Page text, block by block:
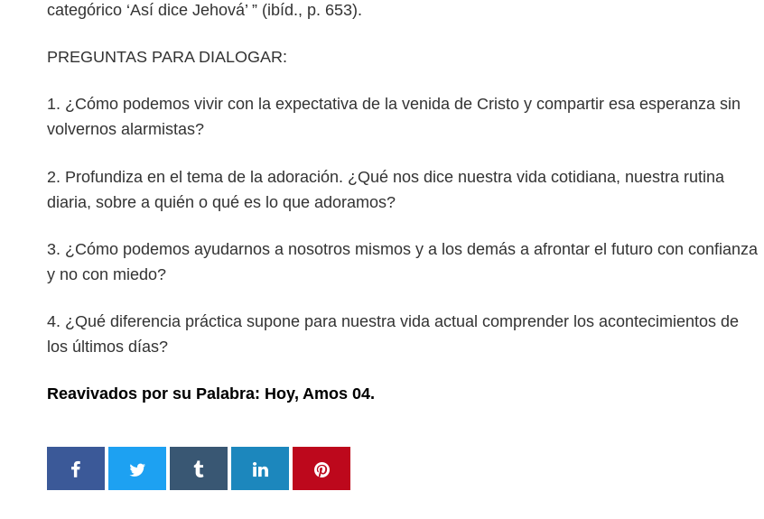
categórico ‘Así dice Jehová’ ” (ibíd., p. 653).
PREGUNTAS PARA DIALOGAR:
1. ¿Cómo podemos vivir con la expectativa de la venida de Cristo y compartir esa esperanza sin
volvernos alarmistas?
2. Profundiza en el tema de la adoración. ¿Qué nos dice nuestra vida cotidiana, nuestra rutina
diaria, sobre a quién o qué es lo que adoramos?
3. ¿Cómo podemos ayudarnos a nosotros mismos y a los demás a afrontar el futuro con confianza
y no con miedo?
4. ¿Qué diferencia práctica supone para nuestra vida actual comprender los acontecimientos de
los últimos días?
Reavivados por su Palabra: Hoy, Amos 04.